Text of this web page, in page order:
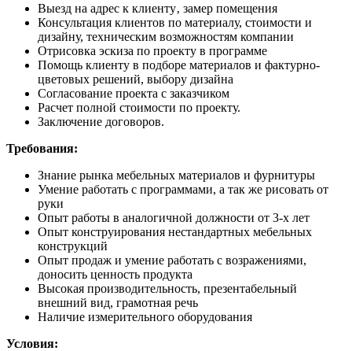
Выезд на адрес к клиенту‚ замер помещения
Консультация клиентов по материалу, стоимости и
дизайну, техническим возможностям компании
Отрисовка эскиза по проекту в программе
Помощь клиенту в подборе материалов и фактурно-
цветовых решений, выбору дизайна
Согласование проекта с заказчиком
Расчет полной стоимости по проекту.
Заключение договоров.
Требования:
Знание рынка мебельных материалов и фурнитуры
Умение работать с программами, а так же рисовать от
руки
Опыт работы в аналогичной должности от 3-х лет
Опыт конструирования нестандартных мебельных
конструкций
Опыт продаж и умение работать с возражениями,
доносить ценность продукта
Высокая производительность, презентабельный
внешний вид, грамотная речь
Наличие измерительного оборудования
Условия: